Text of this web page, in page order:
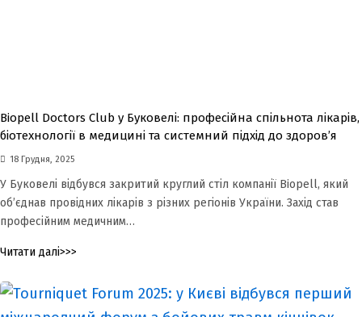
Biopell Doctors Club у Буковелі: професійна спільнота лікарів,
біотехнології в медицині та системний підхід до здоров’я
18 Грудня, 2025
У Буковелі відбувся закритий круглий стіл компанії Biopell, який
об’єднав провідних лікарів з різних регіонів України. Захід став
професійним медичним…
Читати далі>>>